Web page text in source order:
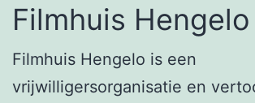
Filmhuis Hengelo
Filmhuis Hengelo is een
vrijwilligersorganisatie en